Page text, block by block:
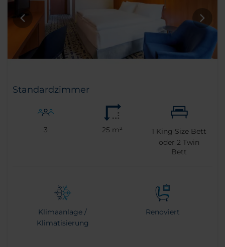
Standardzimmer
3 25 m² 1 King Size Bett
oder2 Twin
Bett
Klimaanlage /
Klimatisierung
Renoviert